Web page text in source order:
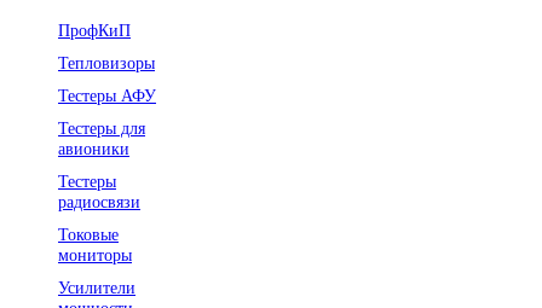
ПрофКиП
Тепловизоры
Тестеры АФУ
Тестеры для
авионики
Тестеры
радиосвязи
Токовые
мониторы
Усилители